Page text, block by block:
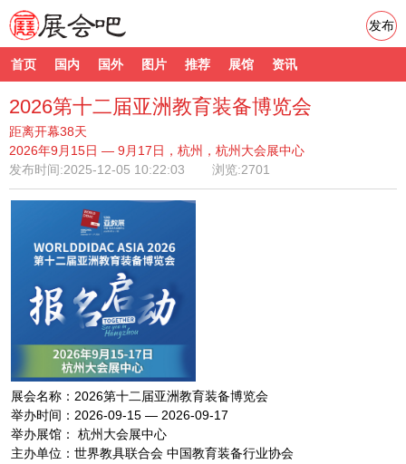
首页 国内 国外 图片 推荐 展馆 资讯
发布
2026第十二届亚洲教育装备博览会
距离开幕38天
2026年9月15日 — 9月17日，杭州，杭州大会展中心
发布时间:2025-12-05 10:22:03 浏览:2701
展会名称：2026第十二届亚洲教育装备博览会
举办时间：2026-09-15 — 2026-09-17
举办展馆： 杭州大会展中心
主办单位：世界教具联合会 中国教育装备行业协会